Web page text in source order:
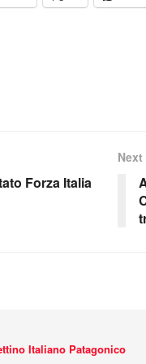
Forza Italia
Italiano Patagonico